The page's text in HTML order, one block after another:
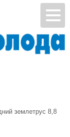
землетрус 8,8